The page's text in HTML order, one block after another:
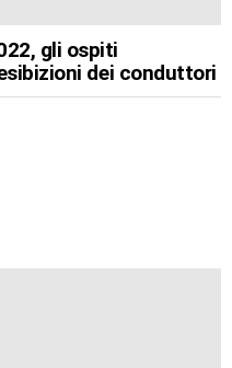
gli ospiti
dei conduttori